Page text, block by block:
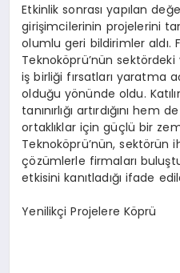
Etkinlik sonrası yapılan
girişimcilerinin projelerini
olumlu geri bildirimler aldı.
Teknoköprü’nün
iş birliği fırsatları yaratma
olduğu yönünde oldu.
tanınırlığı artırdığını
ortaklıklar için güçlü bir
Teknoköprü’nün, sektörün
çözümlerle firmaları
etkisini kanıtladığı ifade
Yenilikçi Projelere Köprü